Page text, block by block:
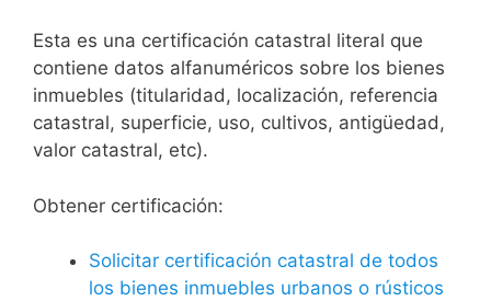
Esta es una certificación catastral literal que
contiene datos alfanuméricos sobre los bienes
inmuebles (titularidad, localización, referencia
catastral, superficie, uso, cultivos, antigüedad,
valor catastral, etc).
Obtener certificación:
Solicitar certificación catastral de todos
los bienes inmuebles urbanos o rústicos